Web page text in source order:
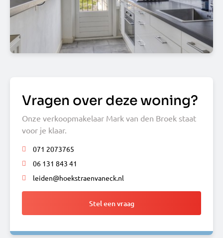
Vragen over deze woning?
Onze verkoopmakelaar Mark van den Broek staat
voor je klaar.
071 2073765
06 131 843 41
leiden@hoekstraenvaneck.nl
Stel een vraag